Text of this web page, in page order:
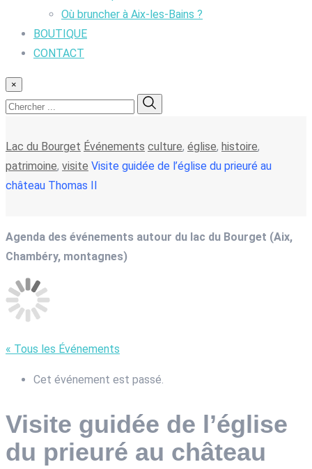
Où bruncher à Aix-les-Bains ?
BOUTIQUE
CONTACT
×
Lac du Bourget Événements culture, église, histoire,
patrimoine, visite Visite guidée de l’église du prieuré au
château Thomas II
Agenda des événements autour du lac du Bourget (Aix,
Chambéry, montagnes)
« Tous les Événements
Cet événement est passé.
Visite guidée de l’église
du prieuré au château